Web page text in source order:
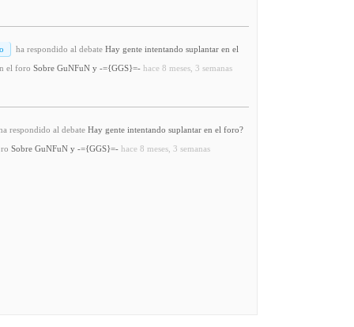
ha respondido al debate Hay gente intentando suplantar en el
el foro Sobre GuNFuN y -={GGS}=- hace 8 meses, 3 semanas
respondido al debate Hay gente intentando suplantar en el foro?
Sobre GuNFuN y -={GGS}=- hace 8 meses, 3 semanas